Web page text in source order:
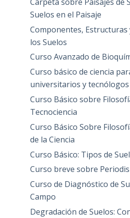
Suelos en el Paisaje
Componentes, Estructuras
los Suelos
Curso Avanzado de
Curso básico de ciencia
universitarios y tecnólogos
Curso Básico sobre
Tecnociencia
Curso Básico Sobre
de la Ciencia
Curso Básico: Tipos de
Curso breve sobre
Curso de Diagnóstico de
Campo
Degradación de Suelos: